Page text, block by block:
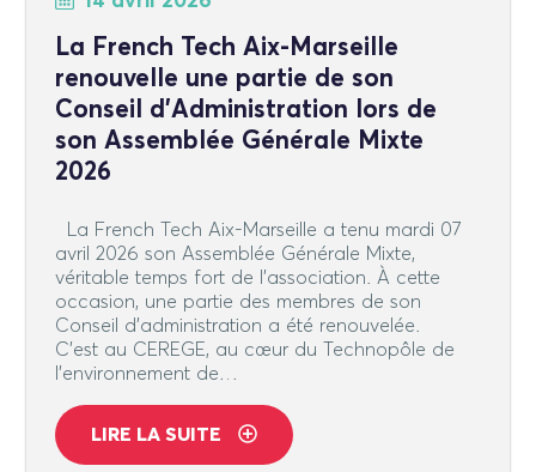
La French Tech Aix-Marseille
renouvelle une partie de son
Conseil d’Administration lors de
son Assemblée Générale Mixte
2026
La French Tech Aix-Marseille a tenu mardi 07
avril 2026 son Assemblée Générale Mixte,
véritable temps fort de l’association. À cette
occasion, une partie des membres de son
Conseil d’administration a été renouvelée.
C’est au CEREGE, au cœur du Technopôle de
l’environnement de…
LIRE LA SUITE